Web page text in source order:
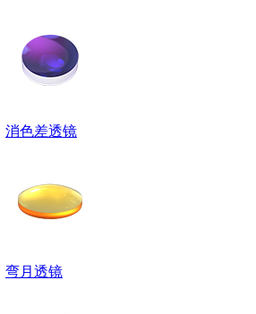
消色差透镜
弯月透镜